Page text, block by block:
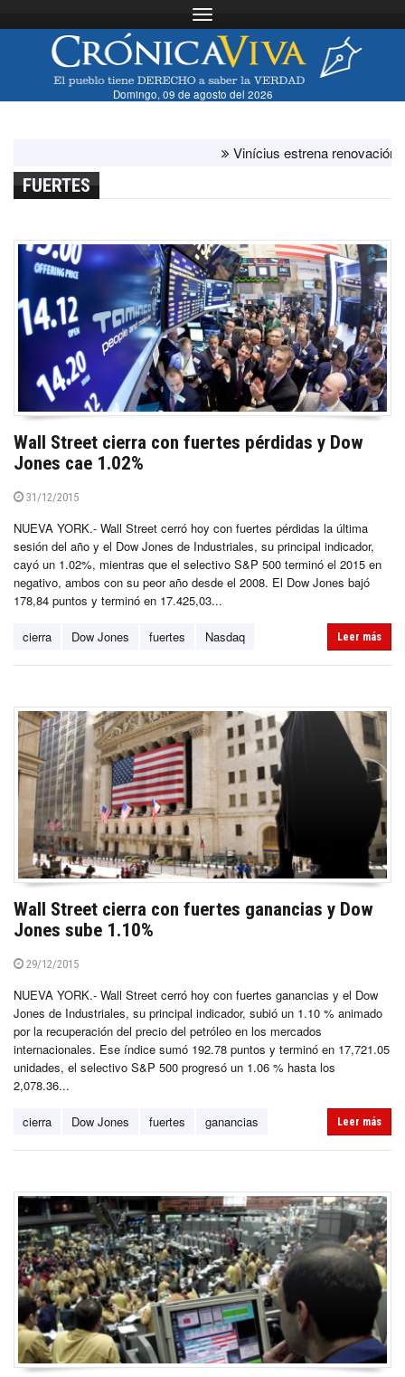
Toggle navigation
Domingo, 09 de agosto del 2026
Vinícius estrena renovación con
FUERTES
Wall Street cierra con fuertes pérdidas y Dow
Jones cae 1.02%
31/12/2015
NUEVA YORK.- Wall Street cerró hoy con fuertes pérdidas la última
sesión del año y el Dow Jones de Industriales, su principal indicador,
cayó un 1.02%, mientras que el selectivo S&P 500 terminó el 2015 en
negativo, ambos con su peor año desde el 2008. El Dow Jones bajó
178,84 puntos y terminó en 17.425,03...
cierra Dow Jones fuertes Nasdaq Leer más
Wall Street cierra con fuertes ganancias y Dow
Jones sube 1.10%
29/12/2015
NUEVA YORK.- Wall Street cerró hoy con fuertes ganancias y el Dow
Jones de Industriales, su principal indicador, subió un 1.10 % animado
por la recuperación del precio del petróleo en los mercados
internacionales. Ese índice sumó 192.78 puntos y terminó en 17,721.05
unidades, el selectivo S&P 500 progresó un 1.06 % hasta los
2,078.36...
cierra Dow Jones fuertes ganancias Leer más